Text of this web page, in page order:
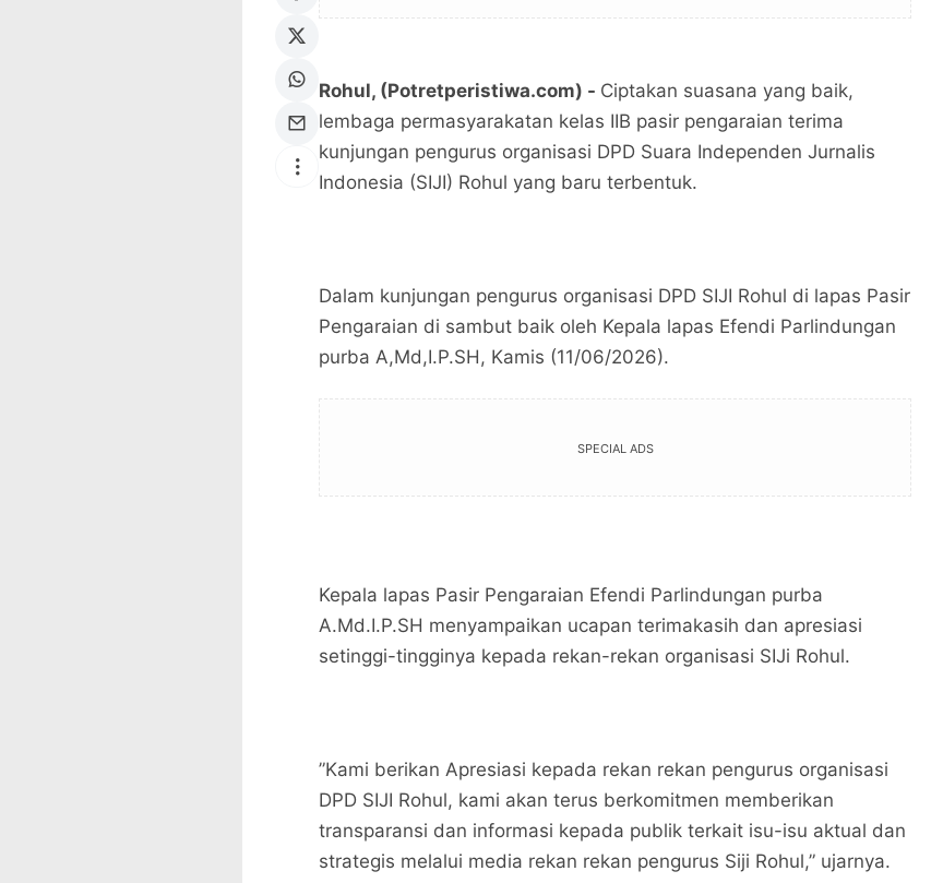
Rohul, (Potretperistiwa.com) - Ciptakan suasana yang baik,
lembaga permasyarakatan kelas IIB pasir pengaraian terima
kunjungan pengurus organisasi DPD Suara Independen Jurnalis
Indonesia (SIJI) Rohul yang baru terbentuk.
Dalam kunjungan pengurus organisasi DPD SIJI Rohul di lapas Pasir
Pengaraian di sambut baik oleh Kepala lapas Efendi Parlindungan
purba A,Md,I.P.SH, Kamis (11/06/2026).
SPECIAL ADS
Kepala lapas Pasir Pengaraian Efendi Parlindungan purba
A.Md.I.P.SH menyampaikan ucapan terimakasih dan apresiasi
setinggi-tingginya kepada rekan-rekan organisasi SIJi Rohul.
”Kami berikan Apresiasi kepada rekan rekan pengurus organisasi
DPD SIJI Rohul, kami akan terus berkomitmen memberikan
transparansi dan informasi kepada publik terkait isu-isu aktual dan
strategis melalui media rekan rekan pengurus Siji Rohul,” ujarnya.